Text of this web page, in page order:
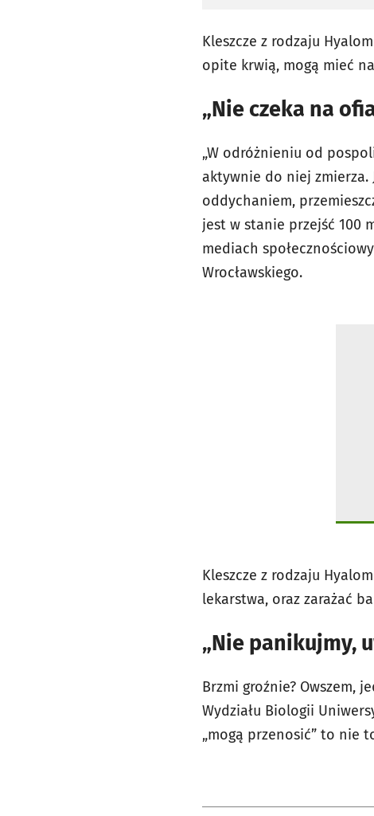
Kleszcze z rodzaju
opite krwią, mogą mieć
„Nie czeka na
„W odróżnieniu od
aktywnie do niej zmierza.
oddychaniem,
jest w stanie przejść 100
mediach
Wrocławskiego.
Kleszcze z rodzaju
lekarstwa, oraz zarażać
„Nie panikujmy,
Brzmi groźnie? Owszem,
Wydziału Biologii
„mogą przenosić” to nie